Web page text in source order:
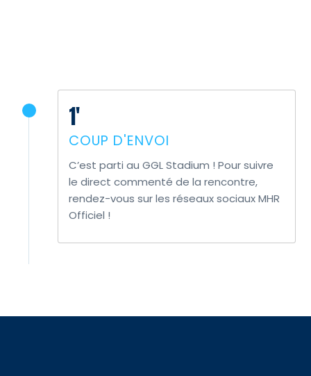
1'
COUP D'ENVOI
C’est parti au GGL Stadium ! Pour suivre
le direct commenté de la rencontre,
rendez-vous sur les réseaux sociaux MHR
Officiel !